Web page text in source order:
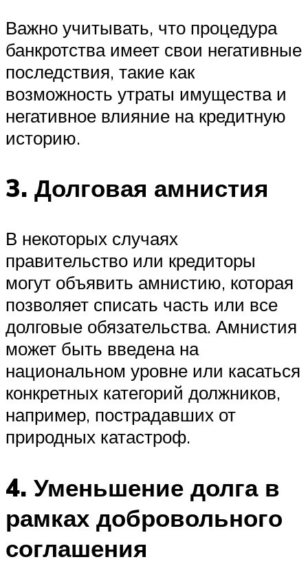
Важно учитывать, что процедура
банкротства имеет свои негативные
последствия, такие как
возможность утраты имущества и
негативное влияние на кредитную
историю.
3. Долговая амнистия
В некоторых случаях
правительство или кредиторы
могут объявить амнистию, которая
позволяет списать часть или все
долговые обязательства. Амнистия
может быть введена на
национальном уровне или касаться
конкретных категорий должников,
например, пострадавших от
природных катастроф.
4. Уменьшение долга в
рамках добровольного
соглашения